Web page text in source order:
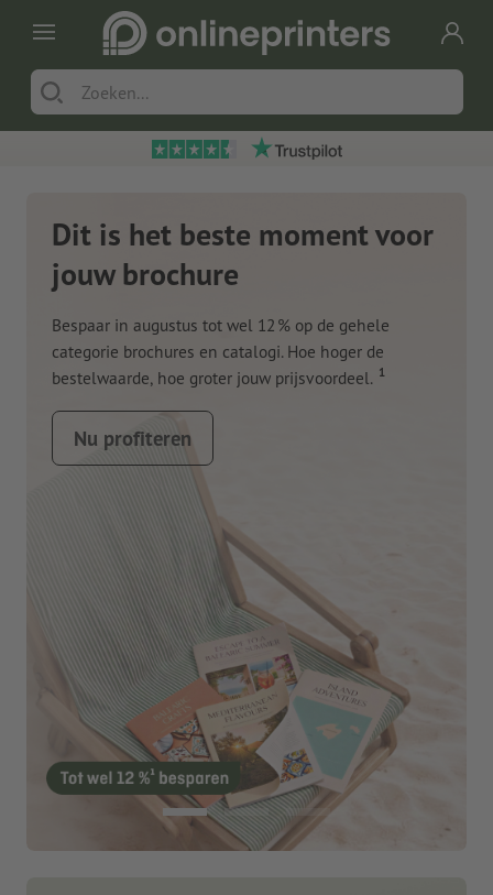
Dit is het beste moment voor
jouw brochure
Bespaar in augustus tot wel 12 % op de gehele
categorie brochures en catalogi. Hoe hoger de
bestelwaarde, hoe groter jouw prijsvoordeel. 1
Nu profiteren